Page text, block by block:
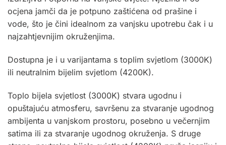
ocjena jamči da je potpuno zaštićena od prašine i
vode, što je čini idealnom za vanjsku upotrebu čak i u
najzahtjevnijim okruženjima.
Dostupna je i u varijantama s toplim svjetlom (3000K)
ili neutralnim bijelim svjetlom (4200K).
Toplo bijela svjetlost (3000K) stvara ugodnu i
opuštajuću atmosferu, savršenu za stvaranje ugodnog
ambijenta u vanjskom prostoru, posebno u večernjim
satima ili za stvaranje ugodnog okruženja. S druge